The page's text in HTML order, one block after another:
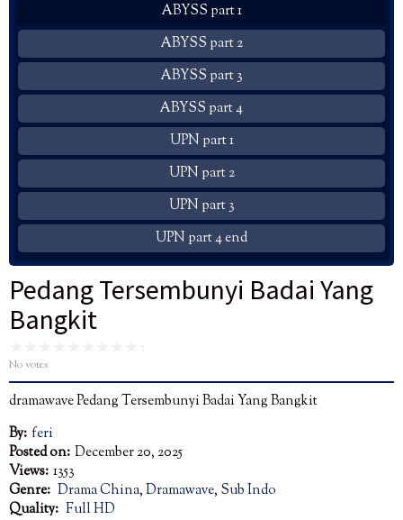
ABYSS part 1
ABYSS part 2
ABYSS part 3
ABYSS part 4
UPN part 1
UPN part 2
UPN part 3
UPN part 4 end
Pedang Tersembunyi Badai Yang
Bangkit
No votes
dramawave Pedang Tersembunyi Badai Yang Bangkit
By: feri
Posted on: December 20, 2025
Views: 1353
Genre: Drama China,Dramawave, Sub Indo
Quality: Full HD